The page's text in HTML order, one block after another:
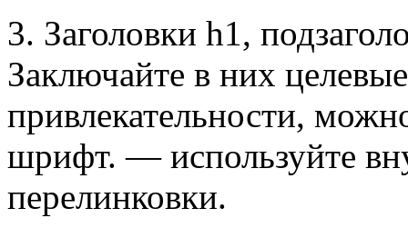
3. Заголовки h1,
Заключайте в них
привлекательности,
шрифт. — используйте
перелинковки.